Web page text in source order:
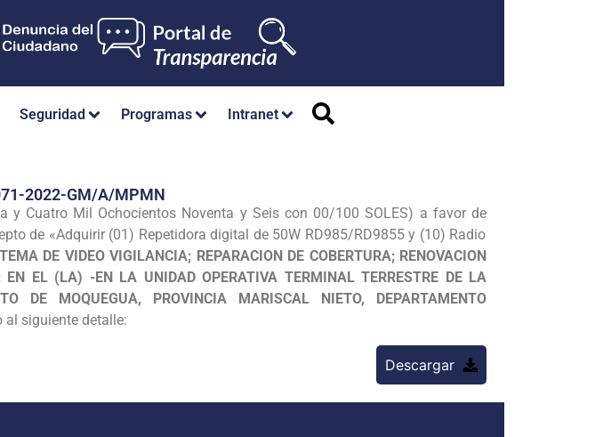
Seguridad Programas Intranet
2022-GM/A/MPMN
y Cuatro Mil Ochocientos Noventa y Seis con 00/100 SOLES) a favor de
de «Adquirir (01) Repetidora digital de 50W RD985/RD9855 y (10) Radio
DE VIDEO VIGILANCIA; REPARACION DE COBERTURA; RENOVACION
EN EL (LA) -EN LA UNIDAD OPERATIVA TERMINAL TERRESTRE DE LA
DE MOQUEGUA, PROVINCIA MARISCAL NIETO, DEPARTAMENTO
al siguiente detalle:
Descargar